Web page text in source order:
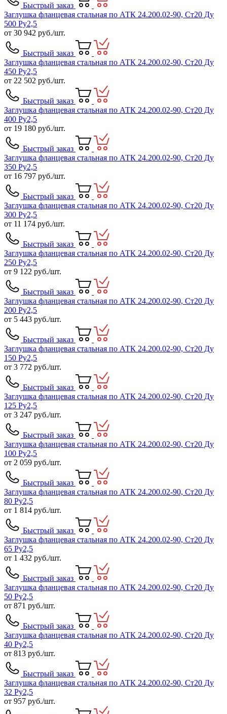
Быстрый заказ
Заглушка фланцевая стальная по АТК 24.200.02-90, Ст20 Ду
500 Ру2,5
от 30 942 руб./шт.
Быстрый заказ
Заглушка фланцевая стальная по АТК 24.200.02-90, Ст20 Ду
450 Ру2,5
от 22 502 руб./шт.
Быстрый заказ
Заглушка фланцевая стальная по АТК 24.200.02-90, Ст20 Ду
400 Ру2,5
от 19 180 руб./шт.
Быстрый заказ
Заглушка фланцевая стальная по АТК 24.200.02-90, Ст20 Ду
350 Ру2,5
от 16 797 руб./шт.
Быстрый заказ
Заглушка фланцевая стальная по АТК 24.200.02-90, Ст20 Ду
300 Ру2,5
от 11 174 руб./шт.
Быстрый заказ
Заглушка фланцевая стальная по АТК 24.200.02-90, Ст20 Ду
250 Ру2,5
от 9 122 руб./шт.
Быстрый заказ
Заглушка фланцевая стальная по АТК 24.200.02-90, Ст20 Ду
200 Ру2,5
от 5 443 руб./шт.
Быстрый заказ
Заглушка фланцевая стальная по АТК 24.200.02-90, Ст20 Ду
150 Ру2,5
от 3 772 руб./шт.
Быстрый заказ
Заглушка фланцевая стальная по АТК 24.200.02-90, Ст20 Ду
125 Ру2,5
от 3 247 руб./шт.
Быстрый заказ
Заглушка фланцевая стальная по АТК 24.200.02-90, Ст20 Ду
100 Ру2,5
от 2 059 руб./шт.
Быстрый заказ
Заглушка фланцевая стальная по АТК 24.200.02-90, Ст20 Ду
80 Ру2,5
от 1 814 руб./шт.
Быстрый заказ
Заглушка фланцевая стальная по АТК 24.200.02-90, Ст20 Ду
65 Ру2,5
от 1 432 руб./шт.
Быстрый заказ
Заглушка фланцевая стальная по АТК 24.200.02-90, Ст20 Ду
50 Ру2,5
от 871 руб./шт.
Быстрый заказ
Заглушка фланцевая стальная по АТК 24.200.02-90, Ст20 Ду
40 Ру2,5
от 813 руб./шт.
Быстрый заказ
Заглушка фланцевая стальная по АТК 24.200.02-90, Ст20 Ду
32 Ру2,5
от 957 руб./шт.